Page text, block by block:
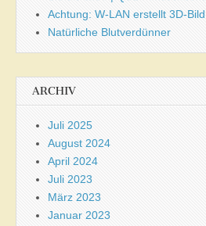
Achtung: W-LAN erstellt 3D-
Natürliche Blutverdünner
ARCHIV
Juli 2025
August 2024
April 2024
Juli 2023
März 2023
Januar 2023